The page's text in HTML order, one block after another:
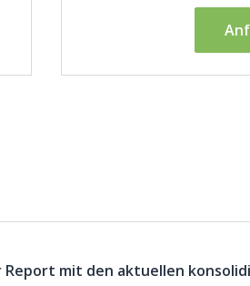
Report mit den aktuellen